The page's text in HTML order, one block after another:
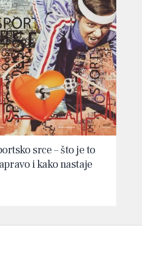
srce – što je to
i kako nastaje